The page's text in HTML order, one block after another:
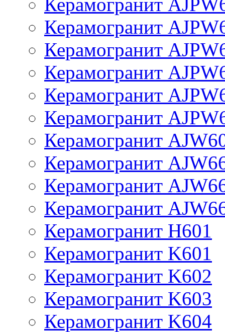
Керамогранит
Керамогранит
Керамогранит
Керамогранит
Керамогранит
Керамогранит
Керамогранит
Керамогранит
Керамогранит
Керамогранит H601
Керамогранит K601
Керамогранит K602
Керамогранит K603
Керамогранит K604